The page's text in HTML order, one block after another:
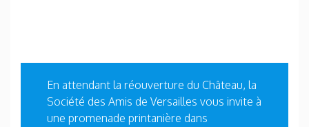
En attendant la réouverture du Château, la
Société des Amis de Versailles vous invite à
une promenade printanière dans